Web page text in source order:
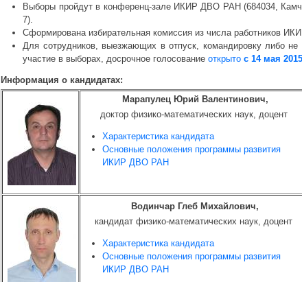
Выборы пройдут в конференц-зале ИКИР ДВО РАН (684034,
7).
Сформирована избирательная комиссия из числа работников
Для сотрудников, выезжающих в отпуск, командировку либо
участие в выборах, досрочное голосованиеоткрытос 14 мая 2015
Информация о кандидатах:
Марапулец Юрий Валентинович,
доктор физико-математических наук, доцент
Характеристика кандидата
Основные положения программы развития
ИКИР ДВО РАН
Водинчар Глеб Михайлович,
кандидат физико-математических наук, доцент
Характеристика кандидата
Основные положения программы развития
ИКИР ДВО РАН